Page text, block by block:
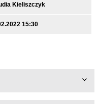
Kieliszczyk
15:30